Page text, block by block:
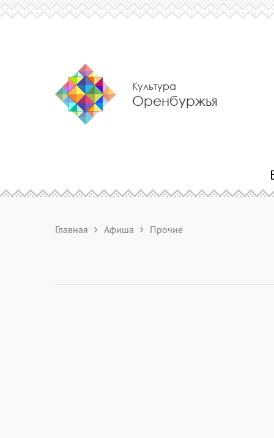
Культура
Оренбуржья
Главная Афиша Прочие